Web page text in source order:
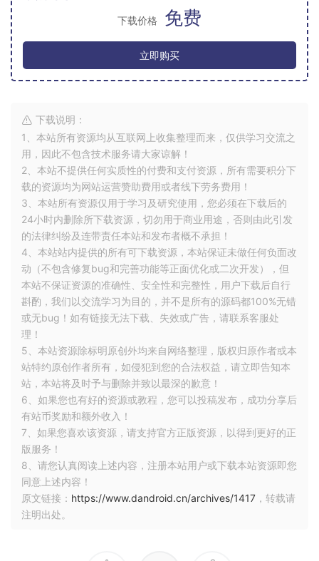
下载价格 免费
立即购买
下载说明：
1、本站所有资源均从互联网上收集整理而来，仅供学习交流之
用，因此不包含技术服务请大家谅解！
2、本站不提供任何实质性的付费和支付资源，所有需要积分下
载的资源均为网站运营赞助费用或者线下劳务费用！
3、本站所有资源仅用于学习及研究使用，您必须在下载后的
24小时内删除所下载资源，切勿用于商业用途，否则由此引发
的法律纠纷及连带责任本站和发布者概不承担！
4、本站站内提供的所有可下载资源，本站保证未做任何负面改
动（不包含修复bug和完善功能等正面优化或二次开发），但
本站不保证资源的准确性、安全性和完整性，用户下载后自行
斟酌，我们以交流学习为目的，并不是所有的源码都100%无错
或无bug！如有链接无法下载、失效或广告，请联系客服处
理！
5、本站资源除标明原创外均来自网络整理，版权归原作者或本
站特约原创作者所有，如侵犯到您的合法权益，请立即告知本
站，本站将及时予与删除并致以最深的歉意！
6、如果您也有好的资源或教程，您可以投稿发布，成功分享后
有站币奖励和额外收入！
7、如果您喜欢该资源，请支持官方正版资源，以得到更好的正
版服务！
8、请您认真阅读上述内容，注册本站用户或下载本站资源即您
同意上述内容！
原文链接： https://www.dandroid.cn/archives/1417 ，转载请
注明出处。